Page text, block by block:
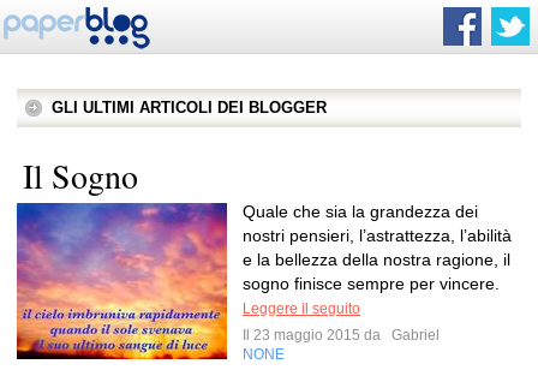
GLI ULTIMI ARTICOLI DEI BLOGGER
Il Sogno
Quale che sia la grandezza dei
nostri pensieri, l’astrattezza, l’abilità
e la bellezza della nostra ragione, il
sogno finisce sempre per vincere.
Leggere il seguito
Il 23 maggio 2015 da
Gabriel
NONE